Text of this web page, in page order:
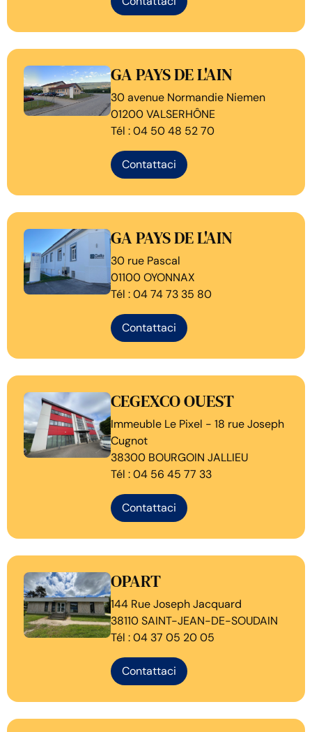
GA PAYS DE L'AIN
30 avenue Normandie Niemen
01200 VALSERHÔNE
Tél : 04 50 48 52 70
Contattaci
GA PAYS DE L'AIN
30 rue Pascal
01100 OYONNAX
Tél : 04 74 73 35 80
Contattaci
CEGEXCO OUEST
Immeuble Le Pixel - 18 rue Joseph
Cugnot
38300 BOURGOIN JALLIEU
Tél : 04 56 45 77 33
Contattaci
OPART
144 Rue Joseph Jacquard
38110 SAINT-JEAN-DE-SOUDAIN
Tél : 04 37 05 20 05
Contattaci